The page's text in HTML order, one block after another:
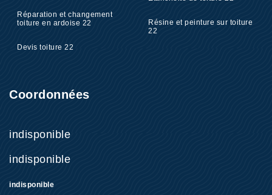
Réparation et changement
toiture en ardoise 22
Devis toiture 22
Résine et peinture sur toiture
22
Coordonnées
indisponible
indisponible
indisponible